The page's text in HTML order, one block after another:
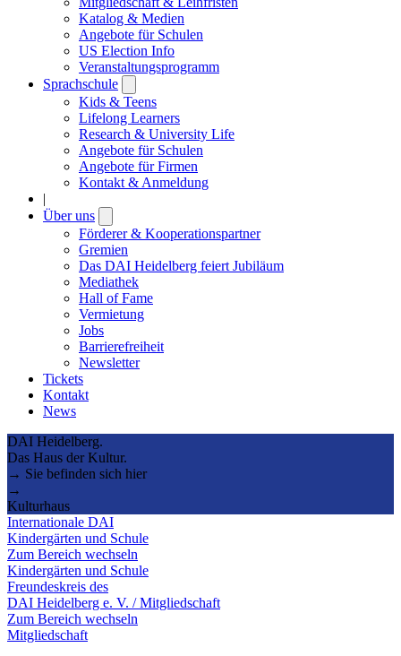
Katalog & Medien
Angebote für Schulen
US Election Info
Veranstaltungsprogramm
Sprachschule
submenu
Kids & Teens
Lifelong Learners
Research & University Life
Angebote für Schulen
Angebote für Firmen
Kontakt & Anmeldung
|
Über uns
submenu
Förderer & Kooperationspartner
Gremien
Das DAI Heidelberg feiert Jubiläum
Mediathek
Hall of Fame
Vermietung
Jobs
Barrierefreiheit
Newsletter
Tickets
Kontakt
News
DAI Heidelberg.
Das Haus der Kultur.
→ Sie befinden sich hier
→
Kulturhaus
Internationale DAI
Kindergärten und Schule
Zum Bereich wechseln
Kindergärten und Schule
Freundeskreis des
DAI Heidelberg e. V. / Mitgliedschaft
Zum Bereich wechseln
Mitgliedschaft